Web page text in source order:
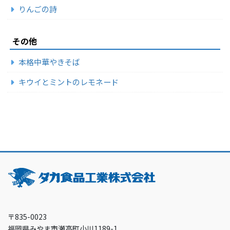
りんごの詩
その他
本格中華やきそば
キウイとミントのレモネード
〒835-0023